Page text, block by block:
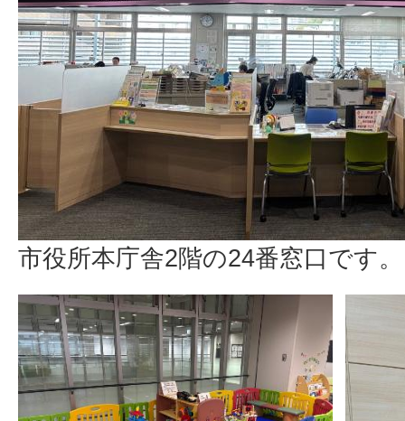
市役所本庁舎2階の24番窓口です。